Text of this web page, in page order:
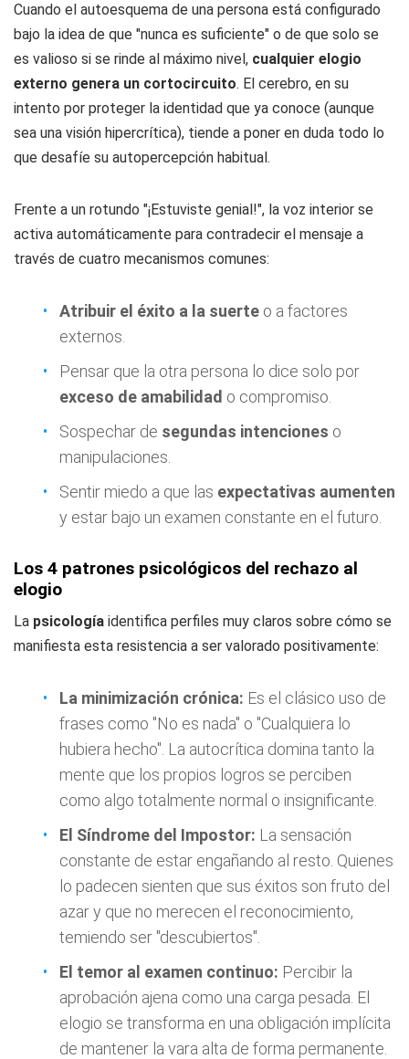
Cuando el autoesquema de una persona está configurado
bajo la idea de que "nunca es suficiente" o de que solo se
es valioso si se rinde al máximo nivel, cualquier elogio
externo genera un cortocircuito. El cerebro, en su
intento por proteger la identidad que ya conoce (aunque
sea una visión hipercrítica), tiende a poner en duda todo lo
que desafíe su autopercepción habitual.
Frente a un rotundo "¡Estuviste genial!", la voz interior se
activa automáticamente para contradecir el mensaje a
través de cuatro mecanismos comunes:
Atribuir el éxito a la suerte o a factores
externos.
Pensar que la otra persona lo dice solo por
exceso de amabilidad o compromiso.
Sospechar de segundas intenciones o
manipulaciones.
Sentir miedo a que las expectativas aumenten
y estar bajo un examen constante en el futuro.
Los 4 patrones psicológicos del rechazo al
elogio
La psicología identifica perfiles muy claros sobre cómo se
manifiesta esta resistencia a ser valorado positivamente:
La minimización crónica: Es el clásico uso de
frases como "No es nada" o "Cualquiera lo
hubiera hecho" . La autocrítica domina tanto la
mente que los propios logros se perciben
como algo totalmente normal o insignificante.
El Síndrome del Impostor: La sensación
constante de estar engañando al resto. Quienes
lo padecen sienten que sus éxitos son fruto del
azar y que no merecen el reconocimiento,
temiendo ser "descubiertos".
El temor al examen continuo: Percibir la
aprobación ajena como una carga pesada. El
elogio se transforma en una obligación implícita
de mantener la vara alta de forma permanente.